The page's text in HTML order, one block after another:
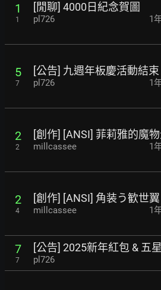
1
1
[閒聊] 4000日紀念賀圖
pl726 1
5
7
[公告] 九週年板慶活動結束
pl726 1
2
2
[創作] [ANSI] 菲莉雅的魔
millcassee 1
2
4
[創作] [ANSI] 角装う歓世
millcassee 1
7
7
[公告] 2025新年紅包 & 五
pl726